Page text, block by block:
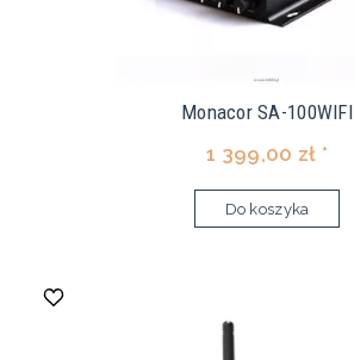
Monacor SA-100WIFI
1 399,00 zł *
Do koszyka